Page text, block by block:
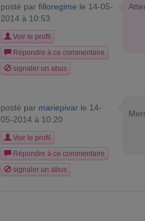
posté par filloregime le 14-05-
2014 à 10:53
Voir le profil
Répondre à ce commentaire
signaler un abus
posté par mariepivar le 14-
05-2014 à 10:20
Voir le profil
Répondre à ce commentaire
signaler un abus